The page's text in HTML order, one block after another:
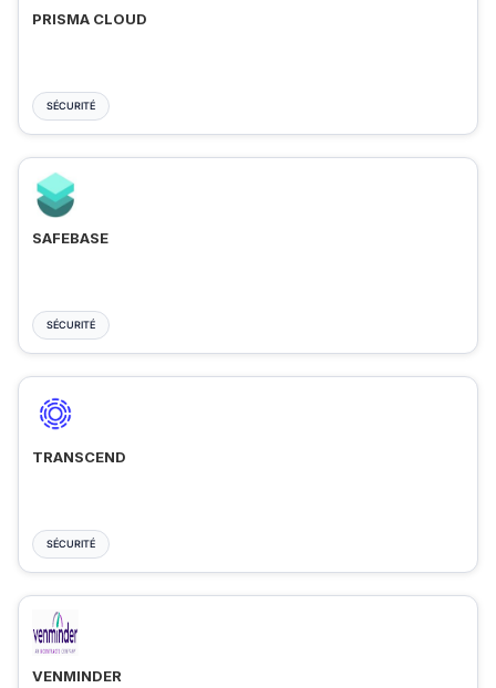
PRISMA CLOUD
SÉCURITÉ
SAFEBASE
SÉCURITÉ
TRANSCEND
SÉCURITÉ
VENMINDER